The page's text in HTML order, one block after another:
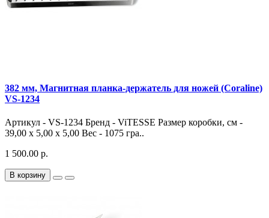
382 мм, Магнитная планка-держатель для ножей (Coraline)
VS-1234
Артикул - VS-1234 Бренд - ViTESSE Размер коробки, см -
39,00 х 5,00 х 5,00 Вес - 1075 гра..
1 500.00 р.
В корзину